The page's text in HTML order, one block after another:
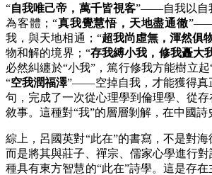
“自我唯己帝，萬千皆視客”——自我以自
為客體；“真我覺慧悟，天地盡通徹”——
我，與天地相通；“超我尚虛無，渾然俱
物和解的境界；“存我縛小我，修我矗大
必然糾纏於“小我”，篤行修我方能樹立
“空我潤福澤”——空掉自我，才能獲得真
句，完成了一次從心理學到倫理學、從
敘事。這種對“我”的層層剝解，在中國詩
綜上，呂國英對“此在”的書寫，不是對海
而是將其與莊子、禪宗、儒家心學進行
種具有東方智慧的“此在”詩學。這是存